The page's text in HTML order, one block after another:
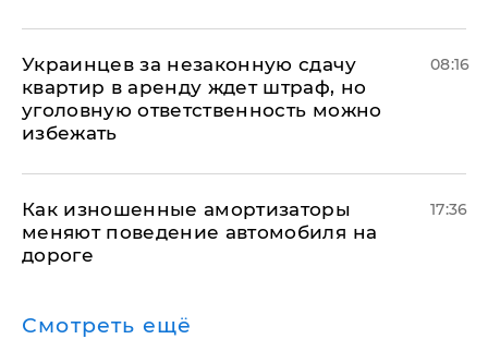
Украинцев за незаконную сдачу
квартир в аренду ждет штраф, но
уголовную ответственность можно
избежать
08:16
Как изношенные амортизаторы
меняют поведение автомобиля на
дороге
17:36
Смотреть ещё